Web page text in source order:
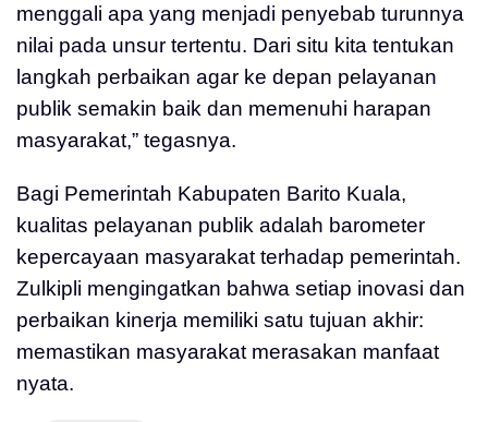
menggali apa yang menjadi penyebab turunnya
nilai pada unsur tertentu. Dari situ kita tentukan
langkah perbaikan agar ke depan pelayanan
publik semakin baik dan memenuhi harapan
masyarakat,” tegasnya.
Bagi Pemerintah Kabupaten Barito Kuala,
kualitas pelayanan publik adalah barometer
kepercayaan masyarakat terhadap pemerintah.
Zulkipli mengingatkan bahwa setiap inovasi dan
perbaikan kinerja memiliki satu tujuan akhir:
memastikan masyarakat merasakan manfaat
nyata.